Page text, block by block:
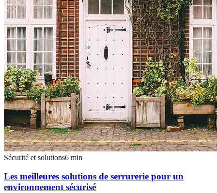
Sécurité et solutions6 min
Les meilleures solutions de serrurerie pour un
environnement sécurisé